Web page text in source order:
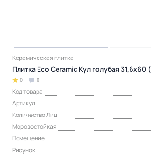
Керамическая плитка
Плитка Eco Ceramic Кул голубая 31,6x60
0 0
Код товара
Артикул
Количество Лиц
Морозостойкая
Помещение
Рисунок